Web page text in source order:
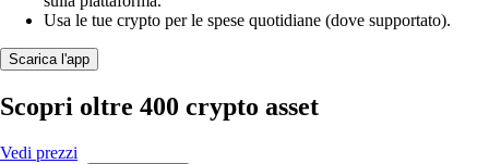
Usa le tue crypto per le spese quotidiane (dove supportato).
Scarica l'app
Scopri oltre 400 crypto asset
Vedi prezzi